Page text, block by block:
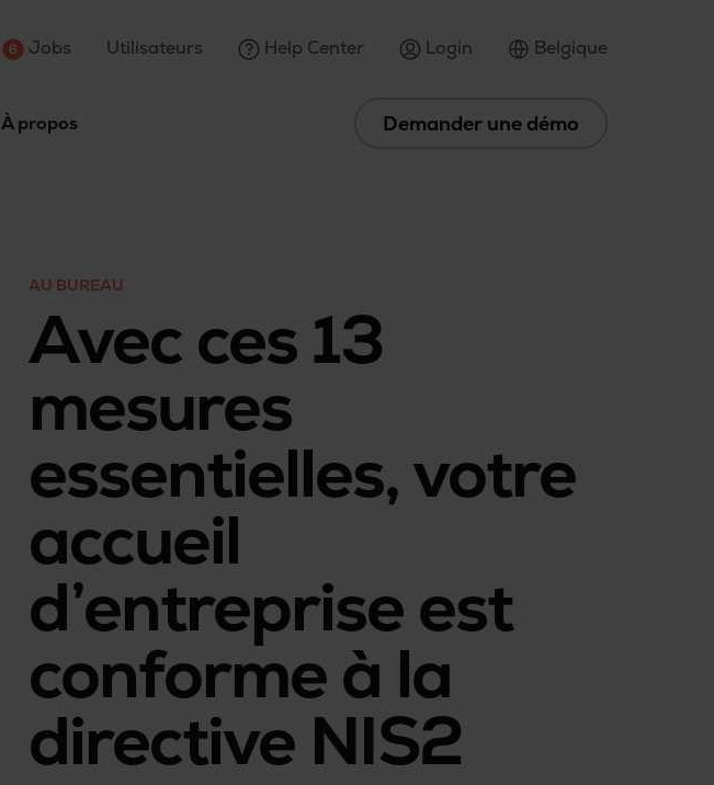
Jobs Utilisateurs Help Center Login Belgique
À propos Demander une démo
AU BUREAU
Avec ces 13
mesures
essentielles, votre
accueil
d’entreprise est
conforme à la
directive NIS2